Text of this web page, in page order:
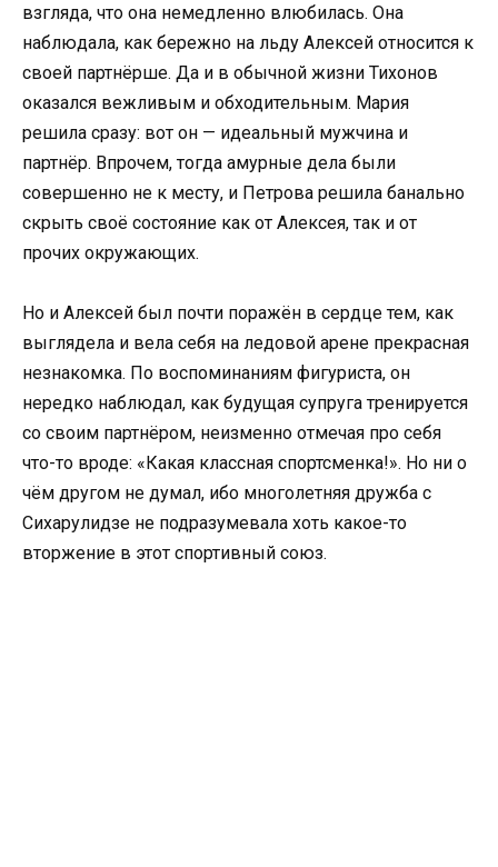
взгляда, что она немедленно влюбилась. Она
наблюдала, как бережно на льду Алексей относится к
своей партнёрше. Да и в обычной жизни Тихонов
оказался вежливым и обходительным. Мария
решила сразу: вот он — идеальный мужчина и
партнёр. Впрочем, тогда амурные дела были
совершенно не к месту, и Петрова решила банально
скрыть своё состояние как от Алексея, так и от
прочих окружающих.
Но и Алексей был почти поражён в сердце тем, как
выглядела и вела себя на ледовой арене прекрасная
незнакомка. По воспоминаниям фигуриста, он
нередко наблюдал, как будущая супруга тренируется
со своим партнёром, неизменно отмечая про себя
что-то вроде: «Какая классная спортсменка!». Но ни о
чём другом не думал, ибо многолетняя дружба с
Сихарулидзе не подразумевала хоть какое-то
вторжение в этот спортивный союз.